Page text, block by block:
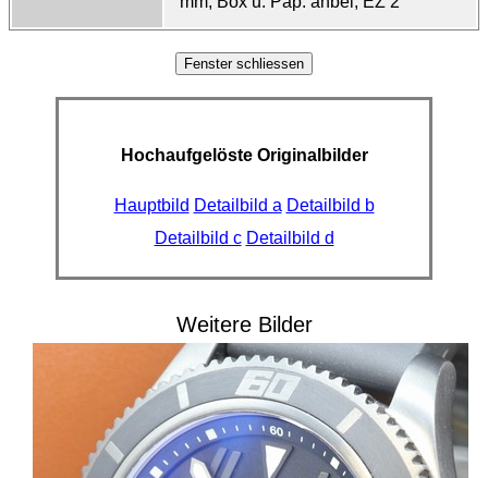
Hochaufgelöste Originalbilder
Hauptbild Detailbild a Detailbild b
Detailbild c Detailbild d
Weitere Bilder